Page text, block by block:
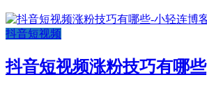
抖音短视频
抖音短视频涨粉技巧有哪些